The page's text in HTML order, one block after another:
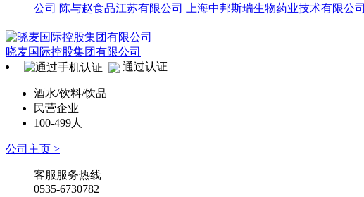
公司 陈与赵食品江苏有限公司 上海中邦斯瑞生物药业技术有限公司
晓麦国际控股集团有限公司
通过认证
酒水/饮料/饮品
民营企业
100-499人
公司主页 >
客服服务热线
0535-6730782